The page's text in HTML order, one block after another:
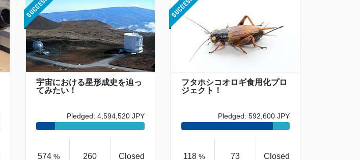
宇宙における星形成史を辿っ
てみたい！
Pledged: 4,594,520 JPY
574% 260 Closed
フタホシコオロギ食用化プロ
ジェクト！
Pledged: 592,600 JPY
118 % 73 Closed